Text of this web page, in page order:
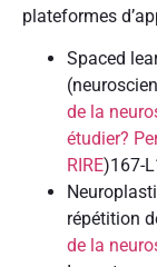
plateformes
Spaced
de la
étudier?
RIRE)167-
répétition
de la